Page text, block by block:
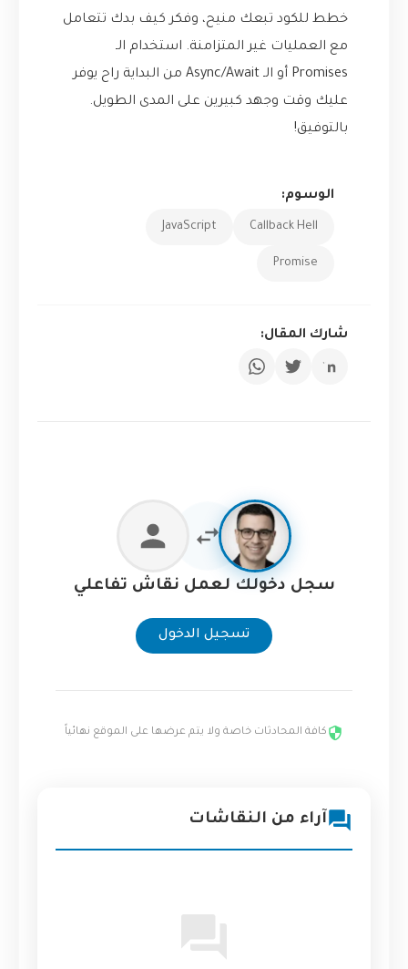
خطط للكود تبعك منيح، وفكر كيف بدك تتعامل
مع العمليات غير المتزامنة. استخدام الـ
Promises أو الـ Async/Await من البداية راح يوفر
عليك وقت وجهد كبيرين على المدى الطويل.
بالتوفيق!
الوسوم:
Callback Hell
JavaScript
Promise
شارك المقال:
سجل دخولك لعمل نقاش تفاعلي
تسجيل الدخول
كافة المحادثات خاصة ولا يتم عرضها على الموقع نهائياً
آراء من النقاشات